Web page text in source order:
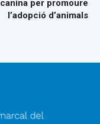
canina per promoure
l’adopció d’animals